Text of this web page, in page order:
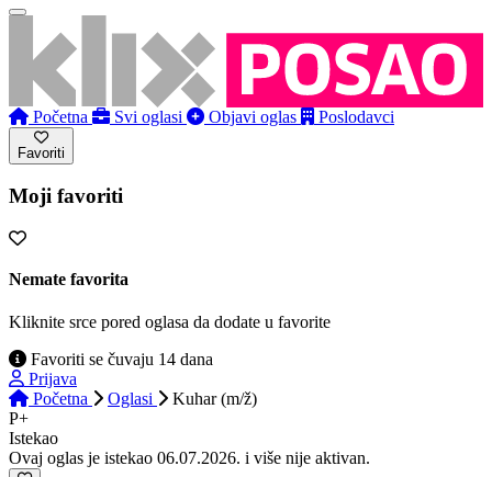
Početna Svi oglasi Objavi oglas Poslodavci
Favoriti
Moji favoriti
Nemate favorita
Kliknite srce pored oglasa da dodate u favorite
Favoriti se čuvaju 14 dana
Prijava
Početna
Oglasi
Kuhar (m/ž)
P+
Istekao
Ovaj oglas je istekao 06.07.2026. i više nije aktivan.